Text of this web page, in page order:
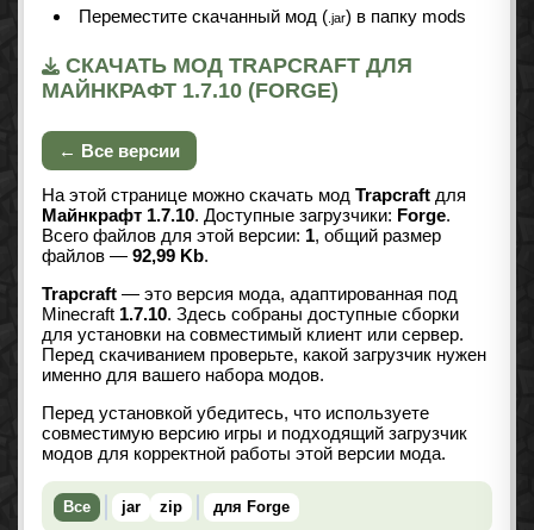
Переместите скачанный мод ( .jar) в папку mods
СКАЧАТЬ МОД TRAPCRAFT ДЛЯ
МАЙНКРАФТ 1.7.10 (FORGE)
← Все версии
На этой странице можно скачать мод Trapcraft для
Майнкрафт 1.7.10. Доступные загрузчики: Forge.
Всего файлов для этой версии: 1, общий размер
файлов — 92,99 Kb.
Trapcraft — это версия мода, адаптированная под
Minecraft 1.7.10. Здесь собраны доступные сборки
для установки на совместимый клиент или сервер.
Перед скачиванием проверьте, какой загрузчик нужен
именно для вашего набора модов.
Перед установкой убедитесь, что используете
совместимую версию игры и подходящий загрузчик
модов для корректной работы этой версии мода.
Все jar zip для Forge